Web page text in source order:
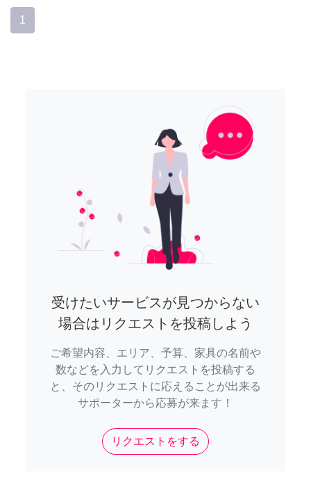
1
受けたいサービスが見つからない
場合はリクエストを投稿しよう
ご希望内容、エリア、予算、家具の名前や
数などを入力してリクエストを投稿する
と、そのリクエストに応えることが出来る
サポーターから応募が来ます！
リクエストをする